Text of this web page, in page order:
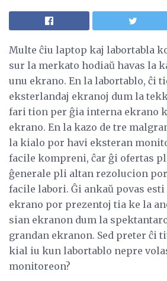
Multe ĉiu laptop kaj labortabla
sur la merkato hodiaŭ havas la
unu ekrano. En la labortablo, ĉi
eksterlandaj ekranoj dum la
fari tion per ĝia interna ekrano
ekrano. En la kazo de tre
la kialo por havi eksteran
facile kompreni, ĉar ĝi ofertas
ĝenerale pli altan rezolucion
facile labori. Ĝi ankaŭ povas
ekrano por prezentoj tia ke la
sian ekranon dum la
grandan ekranon. Sed preter ĉi
kial iu kun labortablo nepre
monitoreon?